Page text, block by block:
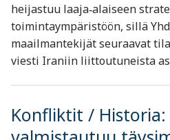
heijastuu laaja‑alaiseen
toimintaympäristöön, sillä
maailmantekijät seuraavat
viesti Iraniin liittoutuneista
Konfliktit / Historia: